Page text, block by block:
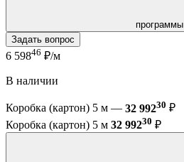
программы
Задать вопрос
6 59846 ₽/м
В наличии
Коробка (картон) 5 м — 32 99230 ₽
Коробка (картон) 5 м 32 99230 ₽